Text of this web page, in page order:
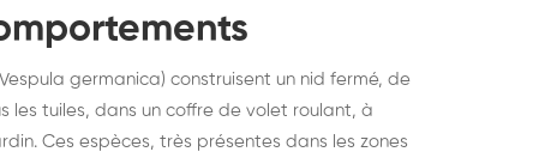
de nid de
asiatiques :
partout en
germanica) construisent un nid fermé, de
les tuiles, dans un coffre de volet roulant, à
Ces espèces, très présentes dans les zones